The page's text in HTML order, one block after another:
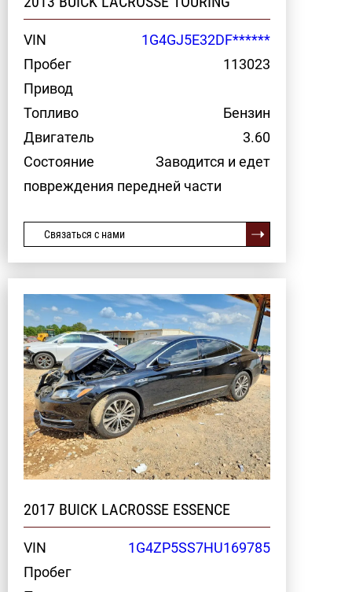
VIN
1G4GJ5E32DF******
Пробег
113023
Привод
Топливо
Бензин
Двигатель
3.60
Состояние
Заводится и едет
повреждения передней части
Связаться с нами
2017 BUICK LACROSSE ESSENCE
VIN
1G4ZP5SS7HU169785
Пробег